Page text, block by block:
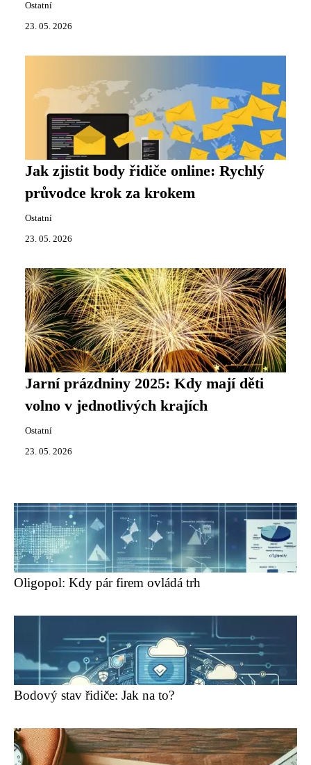
Ostatní
23. 05. 2026
Jak zjistit body řidiče online: Rychlý
průvodce krok za krokem
Ostatní
23. 05. 2026
Jarní prázdniny 2025: Kdy mají děti
volno v jednotlivých krajích
Ostatní
23. 05. 2026
Oligopol: Kdy pár firem ovládá trh
Bodový stav řidiče: Jak na to?